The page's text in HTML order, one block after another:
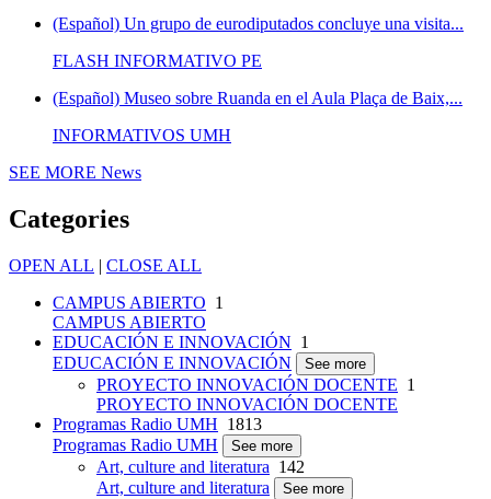
(Español) Un grupo de eurodiputados concluye una visita...
FLASH INFORMATIVO PE
(Español) Museo sobre Ruanda en el Aula Plaça de Baix,...
INFORMATIVOS UMH
SEE MORE News
Categories
OPEN ALL | CLOSE ALL
CAMPUS ABIERTO 1
CAMPUS ABIERTO
EDUCACIÓN E INNOVACIÓN 1
EDUCACIÓN E INNOVACIÓN
See more
PROYECTO INNOVACIÓN DOCENTE 1
PROYECTO INNOVACIÓN DOCENTE
Programas Radio UMH 1813
Programas Radio UMH
See more
Art, culture and literatura 142
Art, culture and literatura
See more